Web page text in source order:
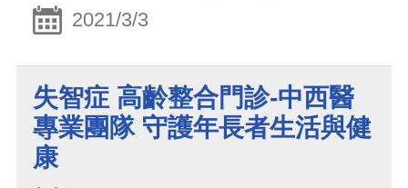
2021/3/3
失智症 高齡整合門診-中西醫
專業團隊 守護年長者生活與健
康